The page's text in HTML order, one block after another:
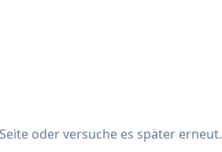
oder versuche es später erneut.